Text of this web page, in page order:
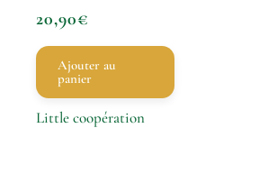
20,90€
Ajouter au
panier
Little coopération